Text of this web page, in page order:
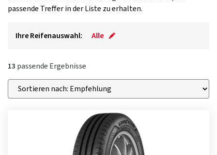
passende Treffer in der Liste zu erhalten.
Ihre Reifenauswahl: Alle
13 passende Ergebnisse